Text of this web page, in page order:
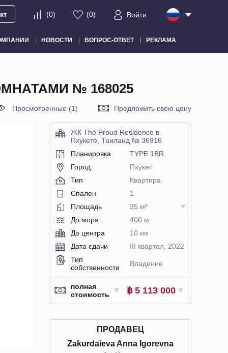
(0) (0) Войти
НОВОСТИ ВОПРОС-ОТВЕТ РЕКЛАМА
№ 168025
Просмотренные (1) Предложить свою цену
ЖК The Proud Residence в
Пхукете, Таиланд № 36916
Планировка
TYPE 1BR
Город
Пхукет
Тип
Квартира
Спален
1
Площадь
35 м²
До моря
400 м
До центра
10 км
Дата сдачи
III квартал, 2022
Тип
собственности
Владение
полная
стоимость
฿ 5 113 000
ПРОДАВЕЦ
Zakurdaieva Anna Igorevna